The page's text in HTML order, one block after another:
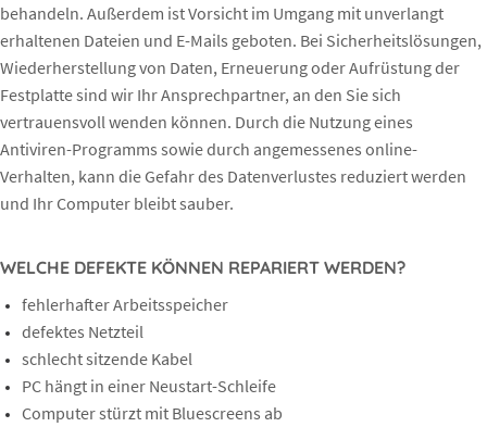
behandeln. Außerdem ist Vorsicht im Umgang mit unverlangt
erhaltenen Dateien und E-Mails geboten. Bei Sicherheitslösungen,
Wiederherstellung von Daten, Erneuerung oder Aufrüstung der
Festplatte sind wir Ihr Ansprechpartner, an den Sie sich
vertrauensvoll wenden können. Durch die Nutzung eines
Antiviren-Programms sowie durch angemessenes online-
Verhalten, kann die Gefahr des Datenverlustes reduziert werden
und Ihr Computer bleibt sauber.
WELCHE DEFEKTE KÖNNEN REPARIERT WERDEN?
fehlerhafter Arbeitsspeicher
defektes Netzteil
schlecht sitzende Kabel
PC hängt in einer Neustart-Schleife
Computer stürzt mit Bluescreens ab